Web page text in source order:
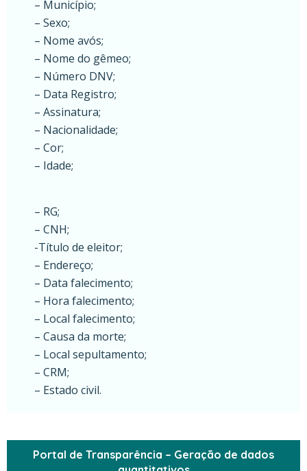
– Município;
– Sexo;
– Nome avós;
– Nome do gêmeo;
– Número DNV;
– Data Registro;
– Assinatura;
– Nacionalidade;
– Cor;
– Idade;
– RG;
– CNH;
-Título de eleitor;
– Endereço;
– Data falecimento;
– Hora falecimento;
– Local falecimento;
– Causa da morte;
– Local sepultamento;
– CRM;
– Estado civil.
Portal de Transparência – Geração de dados